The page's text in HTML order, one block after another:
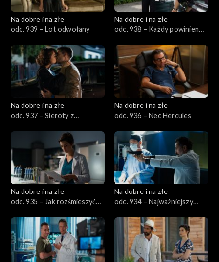
Na dobre i na złe
odc. 939 – Lot odwołany
Na dobre i na złe
odc. 938 – Każdy powinien
Na dobre i na złe
odc. 937 – Sieroty z
Na dobre i na złe
odc. 936 – Nec Hercules
Na dobre i na złe
odc. 935 – Jak rozśmieszyć
Na dobre i na złe
odc. 934 – Najważniejszy